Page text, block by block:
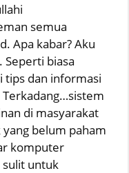
semua
Apa kabar? Aku
Seperti biasa
tips dan informasi
di masyarakat
belum paham
komputer
sulit untuk